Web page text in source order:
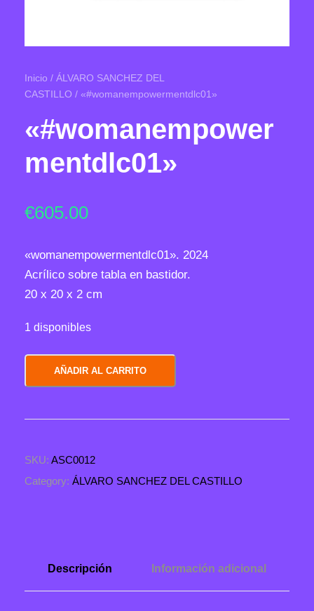
Inicio / ÁLVARO SANCHEZ DEL
CASTILLO / «#womanempowermentdlc01»
«#womanempower
mentdlc01»
€605.00
«womanempowermentdlc01». 2024
Acrílico sobre tabla en bastidor.
20 x 20 x 2 cm
1 disponibles
#
o
a
n
AÑADIR AL CARRITO
SKU: ASC0012
Category: ÁLVARO SANCHEZ DEL CASTILLO
Descripción Información adicional